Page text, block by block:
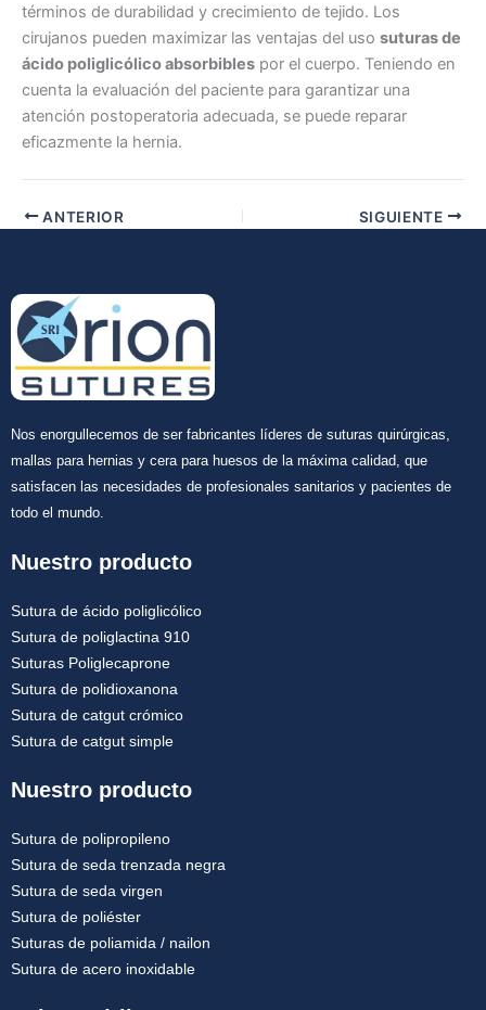
Enviar
términos de durabilidad y crecimiento de tejido. Los
cirujanos pueden maximizar las ventajas del uso suturas de
ácido poliglicólico absorbibles por el cuerpo. Teniendo en
cuenta la evaluación del paciente para garantizar una
atención postoperatoria adecuada, se puede reparar
eficazmente la hernia.
ANTERIOR SIGUIENTE
Nos enorgullecemos de ser fabricantes líderes de suturas quirúrgicas,
mallas para hernias y cera para huesos de la máxima calidad, que
satisfacen las necesidades de profesionales sanitarios y pacientes de
todo el mundo.
Nuestro producto
Sutura de ácido poliglicólico
Sutura de poliglactina 910
Suturas Poliglecaprone
Sutura de polidioxanona
Sutura de catgut crómico
Sutura de catgut simple
Nuestro producto
Sutura de polipropileno
Sutura de seda trenzada negra
Sutura de seda virgen
Sutura de poliéster
Suturas de poliamida / nailon
Sutura de acero inoxidable